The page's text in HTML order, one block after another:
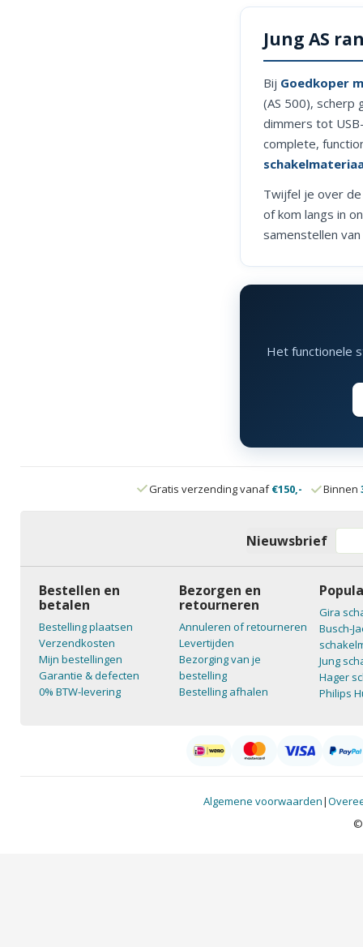
Jung AS
Bij Goedkoper
(AS 500), scherp
dimmers tot
complete,
Twijfel je over
of kom langs in
samenstellen
Het functionele
Gratis verzending vanaf€150,- Binnen
Nieuwsbrief
Bestellen en
betalen
Bestelling plaatsen
Verzendkosten
Mijn bestellingen
Garantie & defecten
0% BTW-levering
Bezorgen en
retourneren
Annuleren of retourneren
Levertijden
Bezorging van je
bestelling
Bestelling afhalen
Gira
Busch-
Jung
Hager
Philips
Algemene voorwaarden|
©